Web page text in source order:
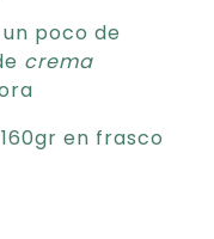
poco de
crema
en frasco